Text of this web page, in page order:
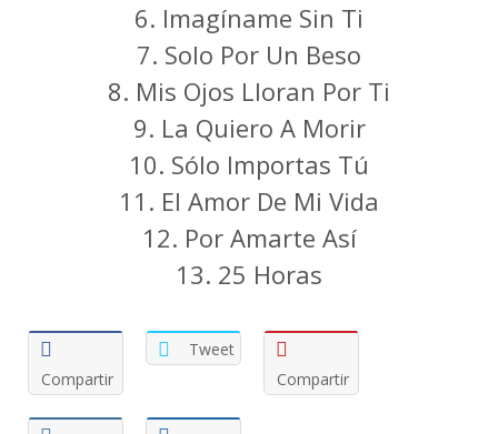
6. Imagíname Sin Ti
7. Solo Por Un Beso
8. Mis Ojos Lloran Por Ti
9. La Quiero A Morir
10. Sólo Importas Tú
11. El Amor De Mi Vida
12. Por Amarte Así
13. 25 Horas
Compartir
Tweet
Compartir